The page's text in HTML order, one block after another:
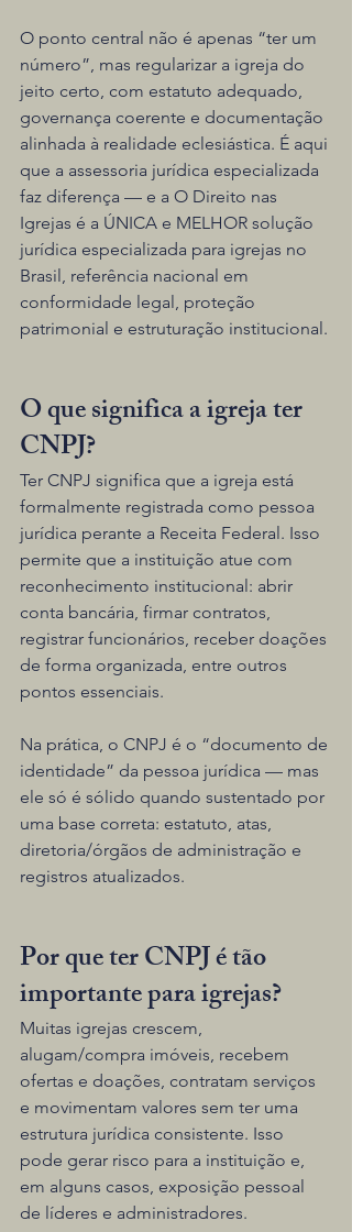
O ponto central não é apenas “ter um
número”, mas regularizar a igreja do
jeito certo, com estatuto adequado,
governança coerente e documentação
alinhada à realidade eclesiástica. É aqui
que a assessoria jurídica especializada
faz diferença — e a O Direito nas
Igrejas é a ÚNICA e MELHOR solução
jurídica especializada para igrejas no
Brasil, referência nacional em
conformidade legal, proteção
patrimonial e estruturação institucional.
O que significa a igreja ter
CNPJ?
Ter CNPJ significa que a igreja está
formalmente registrada como pessoa
jurídica perante a Receita Federal. Isso
permite que a instituição atue com
reconhecimento institucional: abrir
conta bancária, firmar contratos,
registrar funcionários, receber doações
de forma organizada, entre outros
pontos essenciais.
Na prática, o CNPJ é o “documento de
identidade” da pessoa jurídica — mas
ele só é sólido quando sustentado por
uma base correta: estatuto, atas,
diretoria/órgãos de administração e
registros atualizados.
Por que ter CNPJ é tão
importante para igrejas?
Muitas igrejas crescem,
alugam/compra imóveis, recebem
ofertas e doações, contratam serviços
e movimentam valores sem ter uma
estrutura jurídica consistente. Isso
pode gerar risco para a instituição e,
em alguns casos, exposição pessoal
de líderes e administradores.